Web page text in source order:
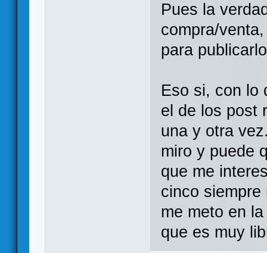
Pues la
compra/
para
Eso si, con lo
el de los post
una y otra
miro y puede
que me
cinco
me meto en
que es muy